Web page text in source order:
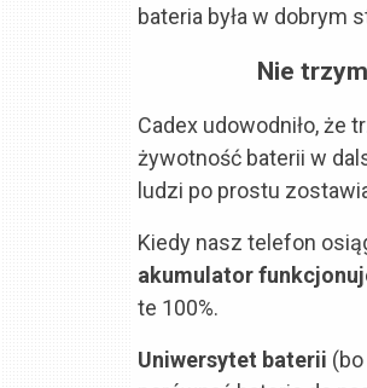
bateria była w dobrym
Nie
Cadex udowodniło, że
żywotność baterii w
ludzi po prostu
Kiedy nasz telefon
akumulator
te 100%.
Uniwersytet baterii